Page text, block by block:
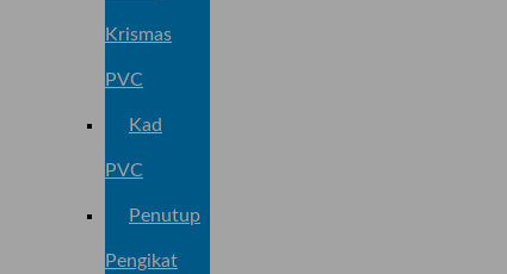
Krismas
PVC
Kad
PVC
Penutup
Pengikat